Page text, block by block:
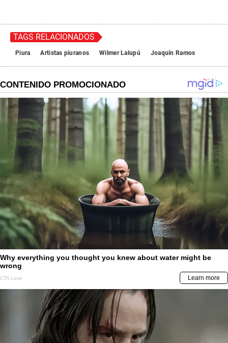
TAGS RELACIONADOS
Piura Artistas piuranos Wilmer Lalupú Joaquín Ramos